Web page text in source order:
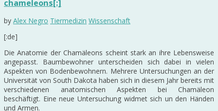
chameleons[:]
by Alex Negro Tiermedizin Wissenschaft
[:de]
Die Anatomie der Chamäleons scheint stark an ihre Lebensweise
angepasst. Baumbewohner unterscheiden sich dabei in vielen
Aspekten von Bodenbewohnern. Mehrere Untersuchungen an der
Universität von South Dakota haben sich in diesem Jahr bereits mit
verschiedenen anatomischen Aspekten bei Chamäleon
beschäftigt. Eine neue Untersuchung widmet sich un den Händen
und Armen.